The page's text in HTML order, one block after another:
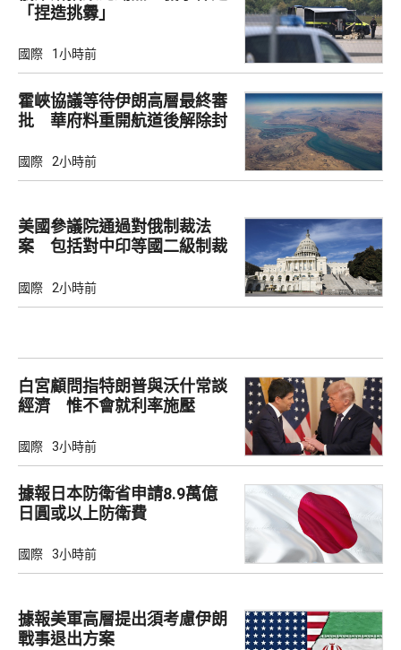
「捏造挑釁」
國際 1小時前
霍峽協議等待伊朗高層最終審
批 華府料重開航道後解除封
國際 2小時前
美國參議院通過對俄制裁法
案 包括對中印等國二級制裁
國際 2小時前
白宮顧問指特朗普與沃什常談
經濟 惟不會就利率施壓
國際 3小時前
據報日本防衛省申請8.9萬億
日圓或以上防衛費
國際 3小時前
據報美軍高層提出須考慮伊朗
戰事退出方案